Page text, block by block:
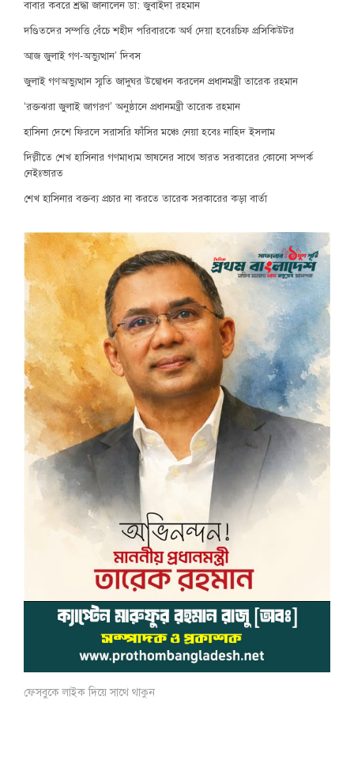
বাবার কবরে শ্রদ্ধা জানালেন ডা: জুবাইদা রহমান
দণ্ডিতদের সম্পত্তি বেঁচে শহীদ পরিবারকে অর্থ দেয়া হবেঃচিফ প্রসিকিউটর
আজ জুলাই গণ-অভ্যুত্থান’ দিবস
জুলাই গণঅভ্যুত্থান স্মৃতি জাদুঘর উদ্বোধন করলেন প্রধানমন্ত্রী তারেক রহমান
‘রক্তঝরা জুলাই জাগরণ’ অনুষ্ঠানে প্রধানমন্ত্রী তারেক রহমান
হাসিনা দেশে ফিরলে সরাসরি ফাঁসির মঞ্চে নেয়া হবেঃ নাহিদ ইসলাম
দিল্লীতে শেখ হাসিনার গণমাধ্যম ভাষনের সাথে ভারত সরকারের কোনো সম্পর্ক
নেইঃভারত
শেখ হাসিনার বক্তব্য প্রচার না করতে তারেক সরকারের কড়া বার্তা
ফেসবুকে লাইক দিয়ে সাথে থাকুন